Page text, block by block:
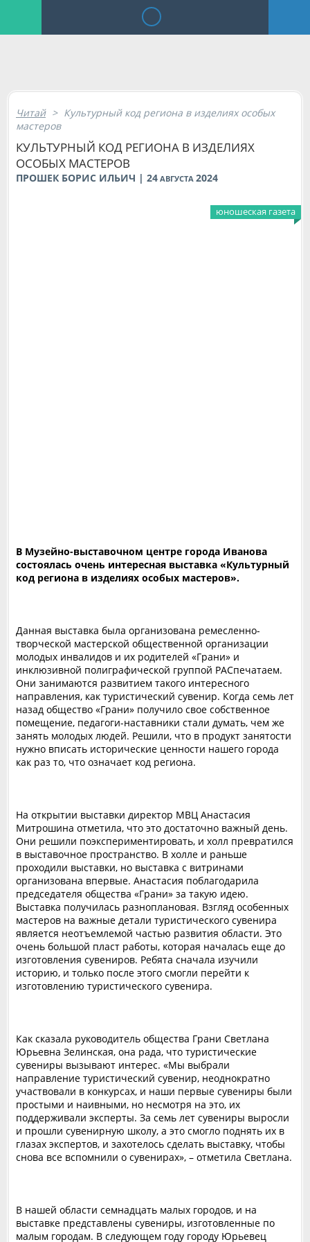
Читай > Культурный код региона в изделиях особых
мастеров
КУЛЬТУРНЫЙ КОД РЕГИОНА В ИЗДЕЛИЯХ
ОСОБЫХ МАСТЕРОВ
ПРОШЕК БОРИС ИЛЬИЧ | 24 АВГУСТА 2024
юношеская газета
В Музейно-выставочном центре города Иванова
состоялась очень интересная выставка «Культурный
код региона в изделиях особых мастеров».
Данная выставка была организована ремесленно-
творческой мастерской общественной организации
молодых инвалидов и их родителей «Грани» и
инклюзивной полиграфической группой РАСпечатаем.
Они занимаются развитием такого интересного
направления, как туристический сувенир. Когда семь лет
назад общество «Грани» получило свое собственное
помещение, педагоги-наставники стали думать, чем же
занять молодых людей. Решили, что в продукт занятости
нужно вписать исторические ценности нашего города
как раз то, что означает код региона.
На открытии выставки директор МВЦ Анастасия
Митрошина отметила, что это достаточно важный день.
Они решили поэкспериментировать, и холл превратился
в выставочное пространство. В холле и раньше
проходили выставки, но выставка с витринами
организована впервые. Анастасия поблагодарила
председателя общества «Грани» за такую идею.
Выставка получилась разноплановая. Взгляд особенных
мастеров на важные детали туристического сувенира
является неотъемлемой частью развития области. Это
очень большой пласт работы, которая началась еще до
изготовления сувениров. Ребята сначала изучили
историю, и только после этого смогли перейти к
изготовлению туристического сувенира.
Как сказала руководитель общества Грани Светлана
Юрьевна Зелинская, она рада, что туристические
сувениры вызывают интерес. «Мы выбрали
направление туристический сувенир, неоднократно
участвовали в конкурсах, и наши первые сувениры были
простыми и наивными, но несмотря на это, их
поддерживали эксперты. За семь лет сувениры выросли
и прошли сувенирную школу, а это смогло поднять их в
глазах экспертов, и захотелось сделать выставку, чтобы
снова все вспомнили о сувенирах», – отметила Светлана.
В нашей области семнадцать малых городов, и на
выставке представлены сувениры, изготовленные по
малым городам. В следующем году городу Юрьевец